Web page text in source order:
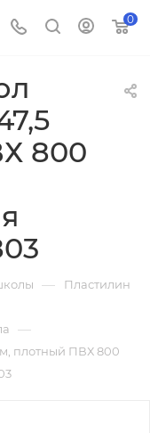
0
800
— Пластилин
—
плотный ПВХ 800